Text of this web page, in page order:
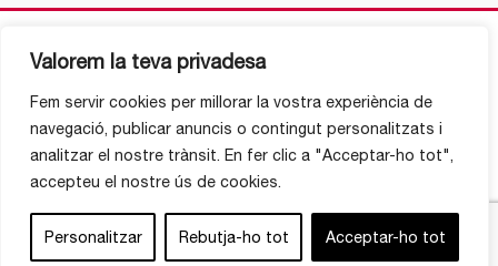
Valorem la teva privadesa
Fem servir cookies per millorar la vostra experiència de
navegació, publicar anuncis o contingut personalitzats i
analitzar el nostre trànsit. En fer clic a "Acceptar-ho tot",
accepteu el nostre ús de cookies.
Personalitzar Rebutja-ho tot Acceptar-ho tot